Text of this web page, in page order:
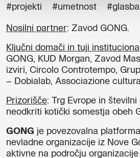
#projekti #umetnost #glasba
Nosilni partner: Zavod GONG.
Ključni domači in tuji
GONG, KUD Morgan, Zavod
izviri, Circolo Controtempo,
– Dobialab, Associazione
Prizorišče: Trg Evrope in
neodkriti kotički somestja obeh
GONG je povezovalna
nevladne organizacije iz Nove
aktivne na področju